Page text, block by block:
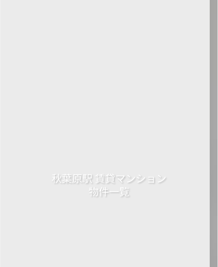
秋葉原駅 賃貸マンション
物件一覧